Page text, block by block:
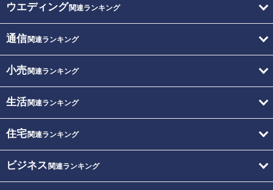
ウエディング関連ランキング
通信関連ランキング
小売関連ランキング
生活関連ランキング
住宅関連ランキング
ビジネス 関連ランキング